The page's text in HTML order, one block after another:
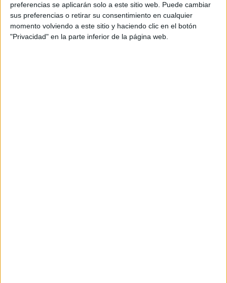
preferencias se aplicarán solo a este sitio web. Puede cambiar
sus preferencias o retirar su consentimiento en cualquier
momento volviendo a este sitio y haciendo clic en el botón
"Privacidad" en la parte inferior de la página web.
ENLACE AL GRUPO